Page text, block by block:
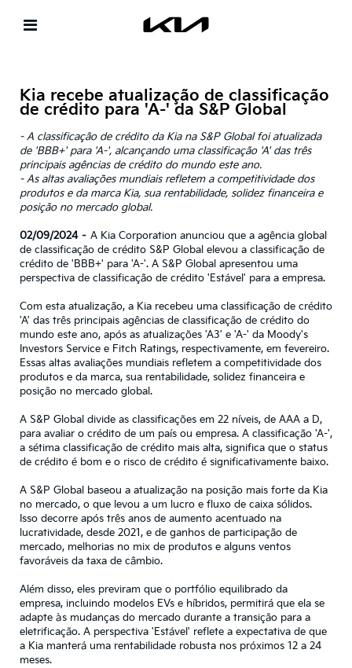
Kia recebe atualização de classificação
de crédito para 'A-' da S&P Global
- A classificação de crédito da Kia na S&P Global foi atualizada
de 'BBB+' para 'A-', alcançando uma classificação 'A' das três
principais agências de crédito do mundo este ano.
- As altas avaliações mundiais refletem a competitividade dos
produtos e da marca Kia, sua rentabilidade, solidez financeira e
posição no mercado global.
02/09/2024 – A Kia Corporation anunciou que a agência global
de classificação de crédito S&P Global elevou a classificação de
crédito de 'BBB+' para 'A-'. A S&P Global apresentou uma
perspectiva de classificação de crédito 'Estável' para a empresa.
Com esta atualização, a Kia recebeu uma classificação de crédito
'A' das três principais agências de classificação de crédito do
mundo este ano, após as atualizações 'A3' e 'A-' da Moody's
Investors Service e Fitch Ratings, respectivamente, em fevereiro.
Essas altas avaliações mundiais refletem a competitividade dos
produtos e da marca, sua rentabilidade, solidez financeira e
posição no mercado global.
A S&P Global divide as classificações em 22 níveis, de AAA a D,
para avaliar o crédito de um país ou empresa. A classificação 'A-',
a sétima classificação de crédito mais alta, significa que o status
de crédito é bom e o risco de crédito é significativamente baixo.
A S&P Global baseou a atualização na posição mais forte da Kia
no mercado, o que levou a um lucro e fluxo de caixa sólidos.
Isso decorre após três anos de aumento acentuado na
lucratividade, desde 2021, e de ganhos de participação de
mercado, melhorias no mix de produtos e alguns ventos
favoráveis da taxa de câmbio.
Além disso, eles previram que o portfólio equilibrado da
empresa, incluindo modelos EVs e híbridos, permitirá que ela se
adapte às mudanças do mercado durante a transição para a
eletrificação. A perspectiva 'Estável' reflete a expectativa de que
a Kia manterá uma rentabilidade robusta nos próximos 12 a 24
meses.